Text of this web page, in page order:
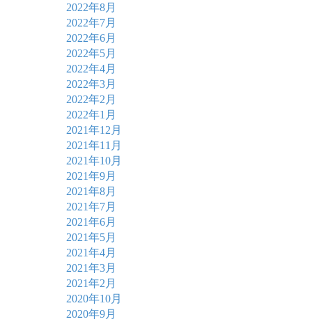
2022年8月
2022年7月
2022年6月
2022年5月
2022年4月
2022年3月
2022年2月
2022年1月
2021年12月
2021年11月
2021年10月
2021年9月
2021年8月
2021年7月
2021年6月
2021年5月
2021年4月
2021年3月
2021年2月
2020年10月
2020年9月